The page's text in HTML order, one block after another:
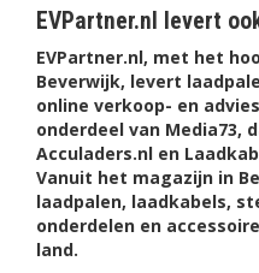
EVPartner.nl levert
EVPartner.nl, met het
Beverwijk, levert
online verkoop- en
onderdeel van Media73,
Acculaders.nl en
Vanuit het magazijn in
laadpalen, laadkabels,
onderdelen en
land.